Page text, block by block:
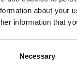
about your
information that
Necessary
informons d’ores